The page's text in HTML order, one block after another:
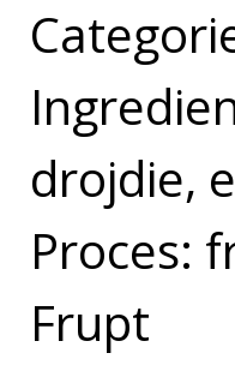
drojdie,
Proces:
Frupt